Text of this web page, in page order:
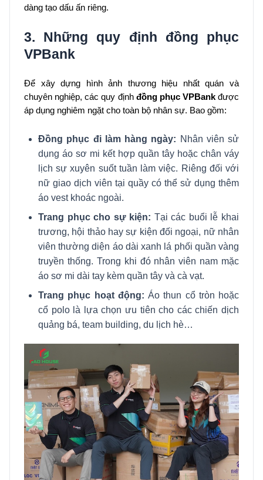
dàng tạo dấu ấn riêng.
3. Những quy định đồng phục
VPBank
Để xây dựng hình ảnh thương hiệu nhất quán và
chuyên nghiệp, các quy địnhđồng phục VPBankđược
áp dụng nghiêm ngặt cho toàn bộ nhân sự. Bao gồm:
Đồng phục đi làm hàng ngày: Nhân viên sử
dụng áo sơ mi kết hợp quần tây hoặc chân váy
lịch sự xuyên suốt tuần làm việc. Riêng đối với
nữ giao dịch viên tại quầy có thể sử dụng thêm
áo vest khoác ngoài.
Trang phục cho sự kiện: Tại các buổi lễ khai
trương, hội thảo hay sự kiện đối ngoại, nữ nhân
viên thường diện áo dài xanh lá phối quần vàng
truyền thống. Trong khi đó nhân viên nam mặc
áo sơ mi dài tay kèm quần tây và cà vạt.
Trang phục hoạt động: Áo thun cổ tròn hoặc
cổ polo là lựa chọn ưu tiên cho các chiến dịch
quảng bá, team building, du lịch hè…